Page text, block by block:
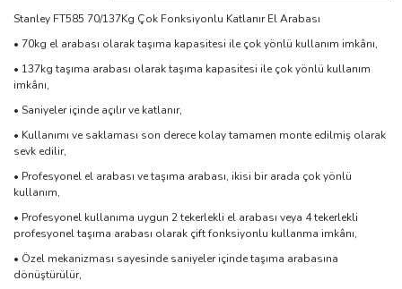
Stanley FT585 70/137Kg Çok Fonksiyonlu Katlanır El Arabası
• 70kg el arabası olarak taşıma kapasitesi ile çok yönlü kullanım imkânı,
• 137kg taşıma arabası olarak taşıma kapasitesi ile çok yönlü kullanım
imkânı,
• Saniyeler içinde açılır ve katlanır,
• Kullanımı ve saklaması son derece kolay tamamen monte edilmiş olarak
sevk edilir,
• Profesyonel el arabası ve taşıma arabası, ikisi bir arada çok yönlü
kullanım,
• Profesyonel kullanıma uygun 2 tekerlekli el arabası veya 4 tekerlekli
profesyonel taşıma arabası olarak çift fonksiyonlu kullanma imkânı,
• Özel mekanizması sayesinde saniyeler içinde taşıma arabasına
dönüştürülür,